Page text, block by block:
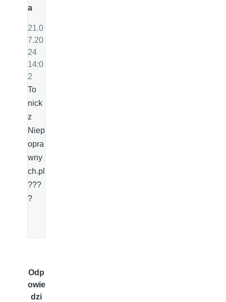
a
21.0
7.20
24
14:0
2
To
nick
z
Niep
opra
wny
ch.pl
???
?
Odp
owie
dzi